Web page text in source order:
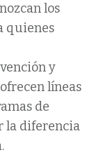
los
quienes
y
líneas
de
la diferencia